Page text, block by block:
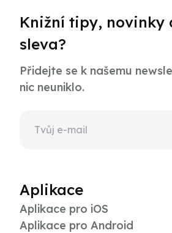
Knižní tipy, novinky
sleva?
Přidejte se k našemu
nic neuniklo.
Aplikace
Aplikace pro iOS
Aplikace pro Android